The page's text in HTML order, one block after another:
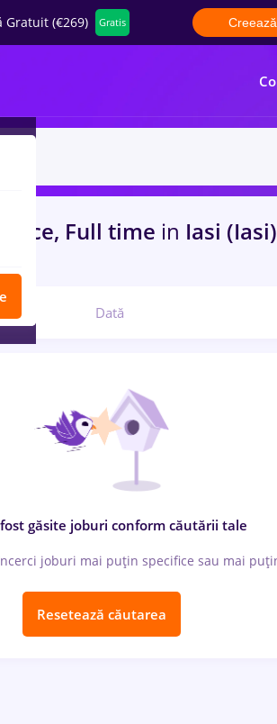
(€269) Gratis
Full time in Iasi (Iasi)
Dată
găsite joburi conform căutării tale
joburi mai puțin specifice sau mai
Resetează căutarea